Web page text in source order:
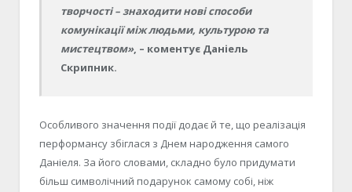
творчості – знаходити нові способи
комунікації між людьми, культурою та
мистецтвом», – коментує Даніель
Скрипник.
Особливого значення події додає й те, що реалізація
перформансу збіглася з Днем народження самого
Даніеля. За його словами, складно було придумати
більш символічний подарунок самому собі, ніж